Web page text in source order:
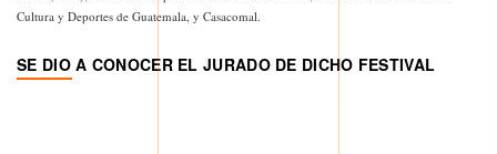
Cultura y Deportes de Guatemala, y Casacomal.
SE DIO A CONOCER EL JURADO DE DICHO FESTIVAL